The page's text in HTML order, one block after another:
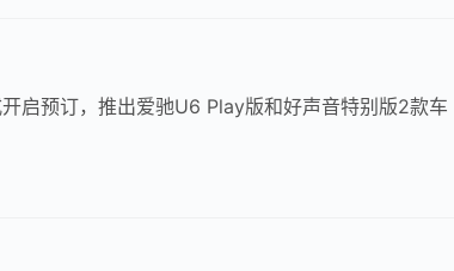
启预订，推出爱驰U6 Play版和好声音特别版2款车